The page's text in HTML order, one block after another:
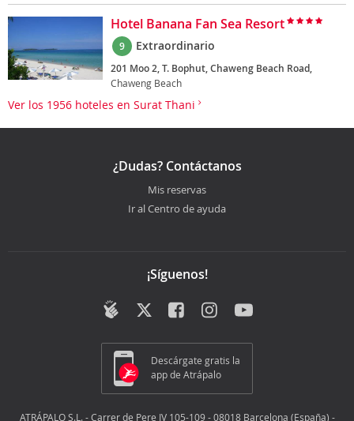
Hotel Banana Fan Sea Resort
9 Extraordinario
201 Moo 2, T. Bophut, Chaweng Beach Road,
Chaweng Beach
Ver los 1956 hoteles en Surat Thani
¿Dudas? Contáctanos
Mis reservas
Ir al Centro de ayuda
¡Síguenos!
Descárgate gratis la
app de Atrápalo
ATRÁPALO S.L. - Carrer de Pere IV 105-109 - 08018 Barcelona (España) -